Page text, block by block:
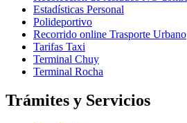
Estadísticas Personal
Polideportivo
Recorrido online Trasporte Urbano
Tarifas Taxi
Terminal Chuy
Terminal Rocha
Trámites y Servicios